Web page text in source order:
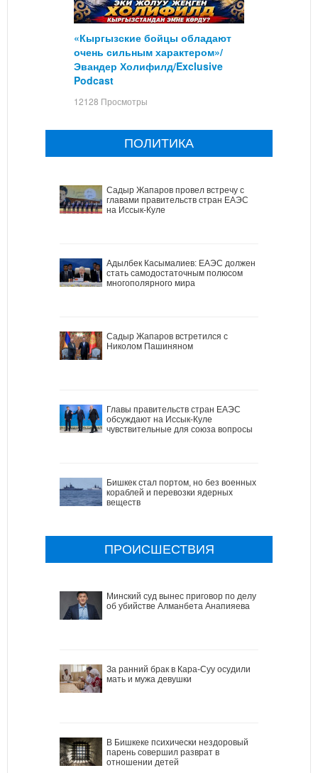
«Кыргызские бойцы обладают
очень сильным характером»/
Эвандер Холифилд/Exclusive
Podcast
12128 Просмотры
ПОЛИТИКА
Садыр Жапаров провел встречу с
главами правительств стран ЕАЭС
на Иссык-Куле
Адылбек Касымалиев: ЕАЭС должен
стать самодостаточным полюсом
многополярного мира
Садыр Жапаров встретился с
Николом Пашиняном
Главы правительств стран ЕАЭС
обсуждают на Иссык-Куле
чувствительные для союза вопросы
Бишкек стал портом, но без военных
кораблей и перевозки ядерных
веществ
ПРОИСШЕСТВИЯ
Минский суд вынес приговор по делу
об убийстве Алманбета Анапияева
За ранний брак в Кара-Суу осудили
мать и мужа девушки
В Бишкеке психически нездоровый
парень совершил разврат в
отношении детей